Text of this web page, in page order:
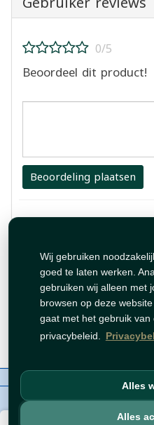
Wij gebruiken
goed te laten werken.
gebruiken wij alleen met
browsen op deze
gaat met het gebruik van
privacybeleid.
Alles
Alles
0/5
Beoordeel dit product!
Beoordeling plaatsen
1 Review
جيييييييييد
By:tahadiy
May 15, 2024
Over ons